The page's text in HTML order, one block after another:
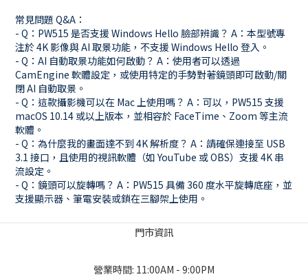
常見問題 Q&A：
- Q：PW515 是否支援 Windows Hello 臉部辨識？ A：本型號專
注於 4K 影像與 AI 取景功能，不支援 Windows Hello 登入。
- Q：AI 自動取景功能如何啟動？ A：使用者可以透過
CamEngine 軟體設定，或使用特定的手勢對著鏡頭即可啟動/關
閉 AI 自動取景。
- Q：這款攝影機可以在 Mac 上使用嗎？ A：可以，PW515 支援
macOS 10.14 或以上版本，並相容於 FaceTime、Zoom 等主流
軟體。
- Q：為什麼我的畫面達不到 4K 解析度？ A：請確保連接至 USB
3.1 接口，且使用的視訊軟體（如 YouTube 或 OBS）支援 4K 串
流設定。
- Q：鏡頭可以旋轉嗎？ A：PW515 具備 360 度水平旋轉底座，並
支援顯示器、筆電安裝或鎖在三腳架上使用。
門市資訊
營業時間: 11:00AM - 9:00PM